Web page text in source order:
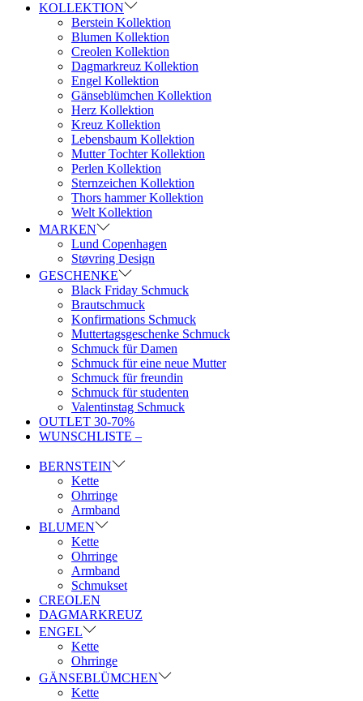
KOLLEKTION
Berstein Kollektion
Blumen Kollektion
Creolen Kollektion
Dagmarkreuz Kollektion
Engel Kollektion
Gänseblümchen Kollektion
Herz Kollektion
Kreuz Kollektion
Lebensbaum Kollektion
Mutter Tochter Kollektion
Perlen Kollektion
Sternzeichen Kollektion
Thors hammer Kollektion
Welt Kollektion
MARKEN
Lund Copenhagen
Støvring Design
GESCHENKE
Black Friday Schmuck
Brautschmuck
Konfirmations Schmuck
Muttertagsgeschenke Schmuck
Schmuck für Damen
Schmuck für eine neue Mutter
Schmuck für freundin
Schmuck für studenten
Valentinstag Schmuck
OUTLET 30-70%
WUNSCHLISTE –
BERNSTEIN
Kette
Ohrringe
Armband
BLUMEN
Kette
Ohrringe
Armband
Schmukset
CREOLEN
DAGMARKREUZ
ENGEL
Kette
Ohrringe
GÄNSEBLÜMCHEN
Kette